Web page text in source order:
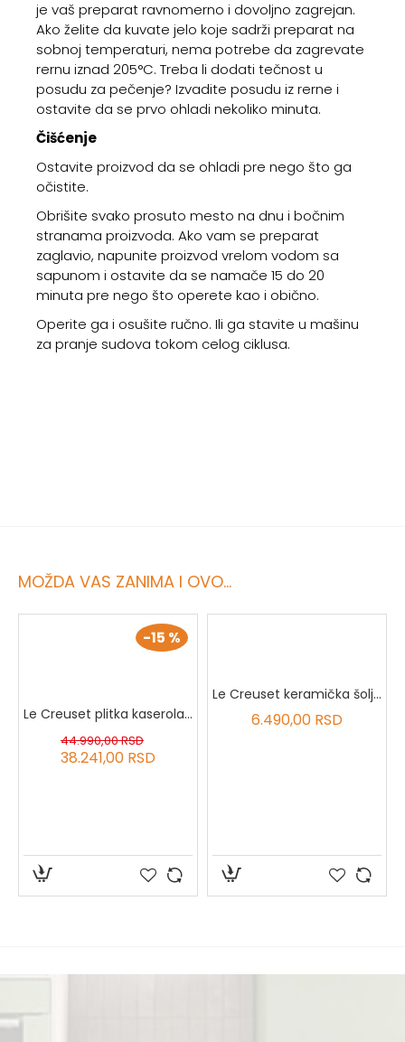
je vaš preparat ravnomerno i dovoljno zagrejan.
Ako želite da kuvate jelo koje sadrži preparat na
sobnoj temperaturi, nema potrebe da zagrevate
rernu iznad 205°C. Treba li dodati tečnost u
posudu za pečenje? Izvadite posudu iz rerne i
ostavite da se prvo ohladi nekoliko minuta.
Čišćenje
Ostavite proizvod da se ohladi pre nego što ga
očistite.
Obrišite svako prosuto mesto na dnu i bočnim
stranama proizvoda. Ako vam se preparat
zaglavio, napunite proizvod vrelom vodom sa
sapunom i ostavite da se namače 15 do 20
minuta pre nego što operete kao i obično.
Operite ga i osušite ručno. Ili ga stavite u mašinu
za pranje sudova tokom celog ciklusa.
MOŽDA VAS ZANIMA I OVO...
-15 %
Le Creuset plitka kaserola od livenog gvoždja bundeva sa inox dugmetom, 28 cm,2.5 l
38.241,00 RSD
44.990,00 RSD
Le Creuset keramička šolja bundeva, volcanic 0.4L
6.490,00 RSD